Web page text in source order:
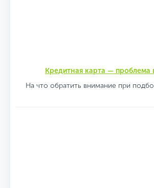
Кредитная карта — проблема
На что обратить внимание при